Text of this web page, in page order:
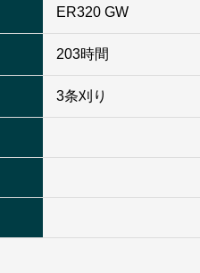
ER320 GW
203時間
3条刈り